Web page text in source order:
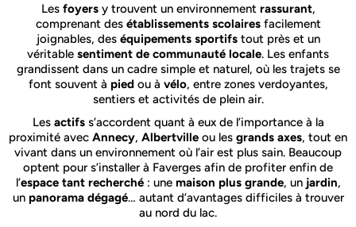
Les foyersy trouvent un environnement rassurant,
comprenant des établissements scolairesfacilement
joignables, des équipements sportifstout près et un
véritable sentiment de communauté locale. Les enfants
grandissent dans un cadre simple et naturel, où les trajets se
font souvent à pied ou à vélo, entre zones verdoyantes,
sentiers et activités de plein air.
Les actifss’accordent quant à eux de l’importance à la
proximité avec Annecy, Albertville ou les grands axes, tout en
vivant dans un environnement où l’air est plus sain. Beaucoup
optent pour s’installer à Faverges afin de profiter enfin de
l’espace tant recherché: une maison plus grande, un jardin,
un panorama dégagé… autant d’avantages difficiles à trouver
au nord du lac.